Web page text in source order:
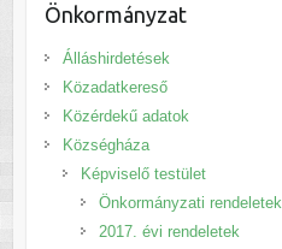
Önkormányzat
Álláshirdetések
Közadatkereső
Közérdekű adatok
Községháza
Képviselő testület
Önkormányzati rendeletek
2017. évi rendeletek